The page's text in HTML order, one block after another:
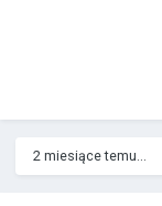
2 miesiące temu...